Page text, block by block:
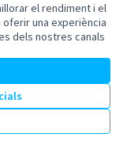
el rendiment i el
una experiència
dels nostres canals
Amb
(Enllaç